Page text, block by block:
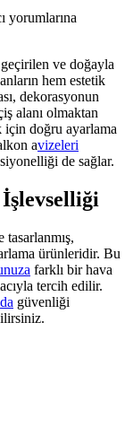
yorumlarına
ve doğayla
hem estetik
dekorasyonun
alanı olmaktan
için doğru ayarlama
avizeleri
de sağlar.
ürünleridir. Bu
farklı bir hava
tercih edilir.
güvenliği